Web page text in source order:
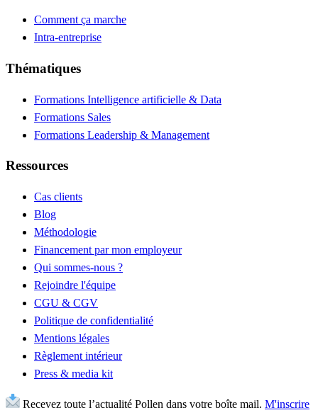
Comment ça marche
Intra-entreprise
Thématiques
Formations Intelligence artificielle & Data
Formations Sales
Formations Leadership & Management
Ressources
Cas clients
Blog
Méthodologie
Financement par mon employeur
Qui sommes-nous ?
Rejoindre l'équipe
CGU & CGV
Politique de confidentialité
Mentions légales
Règlement intérieur
Press & media kit
Recevez toute l’actualité Pollen dans votre boîte mail. M'inscrire